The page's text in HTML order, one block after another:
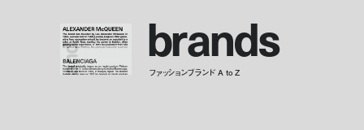
brands
ファッションブランド A to Z